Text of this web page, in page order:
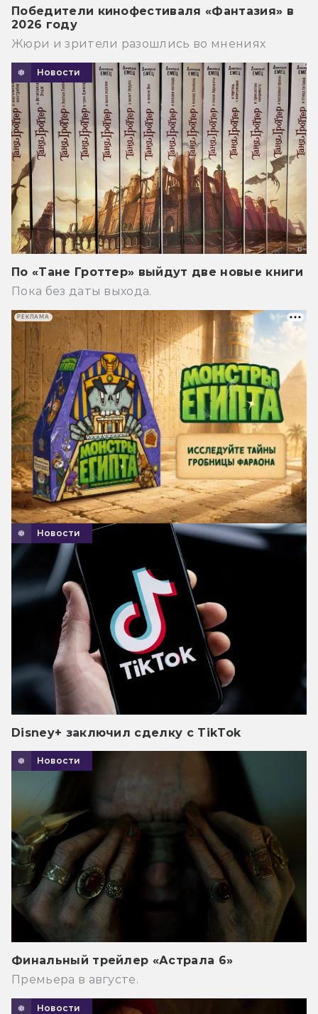
Победители кинофестиваля «Фантазия» в
2026 году
Жюри и зрители разошлись во мнениях
Новости
По «Тане Гроттер» выйдут две новые книги
Пока без даты выхода.
Новости
Disney+ заключил сделку с TikTok
Новости
Финальный трейлер «Астрала 6»
Премьера в августе.
Новости
РЕКЛАМА